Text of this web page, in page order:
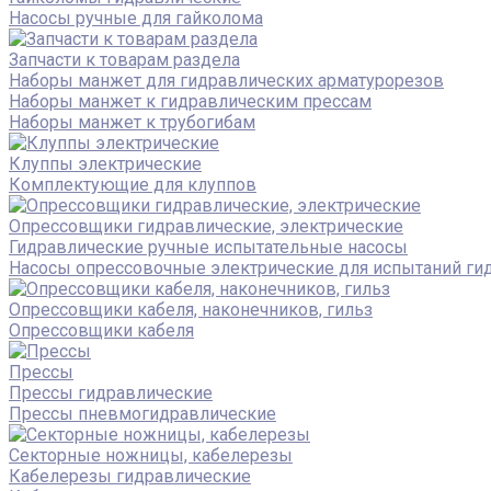
Насосы ручные для гайколома
Запчасти к товарам раздела
Наборы манжет для гидравлических арматурорезов
Наборы манжет к гидравлическим прессам
Наборы манжет к трубогибам
Клуппы электрические
Комплектующие для клуппов
Опрессовщики гидравлические, электрические
Гидравлические ручные испытательные насосы
Насосы опрессовочные электрические для испытаний
Опрессовщики кабеля, наконечников, гильз
Опрессовщики кабеля
Прессы
Прессы гидравлические
Прессы пневмогидравлические
Секторные ножницы, кабелерезы
Кабелерезы гидравлические